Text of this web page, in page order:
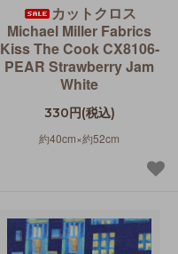
カットクロス
Michael Miller Fabrics
Kiss The Cook CX8106-
PEAR Strawberry Jam
White
330円(税込)
約40cm×約52cm